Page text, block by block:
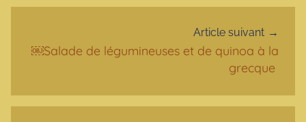
Article suivant
￼Salade de légumineuses et de quinoa à la
grecque